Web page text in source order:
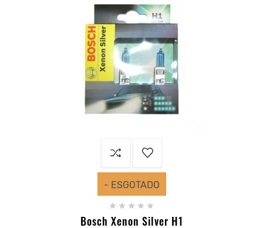
- ESGOTADO
    
Bosch Xenon Silver H1